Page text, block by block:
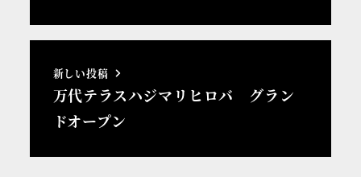
新しい投稿
万代テラスハジマリヒロバ グラン
ドオープン